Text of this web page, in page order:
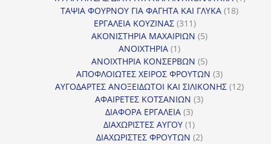
ΤΑΨΙΑ ΦΟΥΡΝΟΥ ΓΙΑ ΦΑΓΗΤΑ ΚΑΙ ΓΛΥΚΑ 1818
ΕΡΓΑΛΕΙΑ ΚΟΥΖΙΝΑΣ 311311
προϊόντα
ΑΚΟΝΙΣΤΗΡΙΑ ΜΑΧΑΙΡΙΩΝ 55
ΑΝΟΙΧΤΗΡΙΑ 11
προϊόν
ΑΝΟΙΧΤΗΡΙΑ ΚΟΝΣΕΡΒΩΝ 55
προϊόντα
ΑΠΟΦΛΟΙΩΤΕΣ ΧΕΙΡΟΣ ΦΡΟΥΤΩΝ 33
προϊόντα
ΑΥΓΟΔΑΡΤΕΣ ΑΝΟΞΕΙΔΩΤΟΙ ΚΑΙ ΣΙΛΙΚΟΝΗΣ 1212
ΑΦΑΙΡΕΤΕΣ ΚΟΤΣΑΝΙΩΝ 33
ΔΙΑΦΟΡΑ ΕΡΓΑΛΕΙΑ 33
προϊόντα
ΔΙΑΧΩΡΙΣΤΕΣ ΑΥΓΟΥ 11
προϊόν
ΔΙΑΧΩΡΙΣΤΕΣ ΦΡΟΥΤΩΝ 22